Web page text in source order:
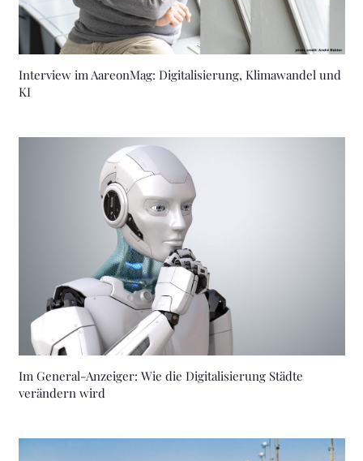
Interview im AareonMag: Digitalisierung, Klimawandel und
KI
Im General-Anzeiger: Wie die Digitalisierung Städte
verändern wird